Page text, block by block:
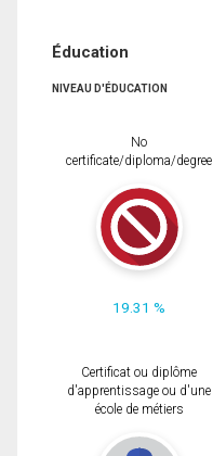
Éducation
NIVEAU D'ÉDUCATION
No
certificate/diploma/degree
19.31 %
Certificat ou diplôme
d'apprentissage ou d'une
école de métiers